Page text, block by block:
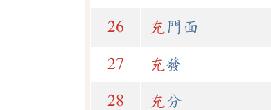
26 充 門面
27 充發
28 充分